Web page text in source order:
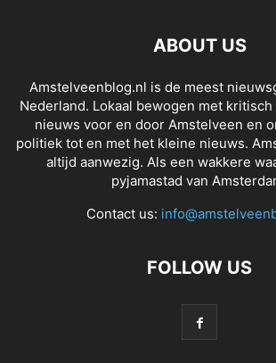
ABOUT US
Amstelveenblog.nl is de meest
Nederland. Lokaal bewogen met
nieuws voor en door Amstelveen en
politiek tot en met het kleine nieuws.
altijd aanwezig. Als een wakkere
pyjamastad van
Contact us:
FOLLOW US